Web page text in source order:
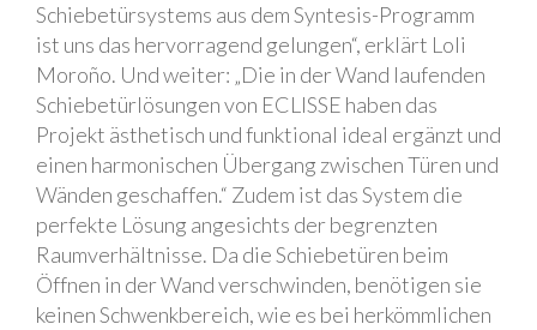
Schiebetürsystems aus dem Syntesis-Programm
ist uns das hervorragend gelungen“, erklärt Loli
Moroño. Und weiter: „Die in der Wand laufenden
Schiebetürlösungen von ECLISSE haben das
Projekt ästhetisch und funktional ideal ergänzt und
einen harmonischen Übergang zwischen Türen und
Wänden geschaffen.“ Zudem ist das System die
perfekte Lösung angesichts der begrenzten
Raumverhältnisse. Da die Schiebetüren beim
Öffnen in der Wand verschwinden, benötigen sie
keinen Schwenkbereich, wie es bei herkömmlichen